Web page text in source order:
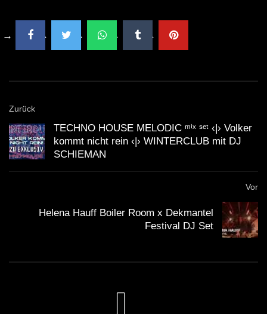
Arnstadt 2019 12 07 part 2
EXTRAVAGANZA VOL.1 ‹|›
TECHNO HOUSE MELODIC ᵐⁱˣ ˢᵉᵗ ‹|›
EXTRAVAGANZA VOL.3 ‹|›
WINTERCLUB mit DJ SCHIEMAN
Eisige Ekstase – Der Winter lebt ‹|›
WINTERCLUB mit DJ SCHIEMAN
Die Nachbarn feiern immer noch ‹|›
Zurück
TECHNO HOUSE MELODIC ᵐⁱˣ ˢᵉᵗ ‹|› Volker
kommt nicht rein ‹|› WINTERCLUB mit DJ
SCHIEMAN
Vor
Helena Hauff Boiler Room x Dekmantel
Festival DJ Set